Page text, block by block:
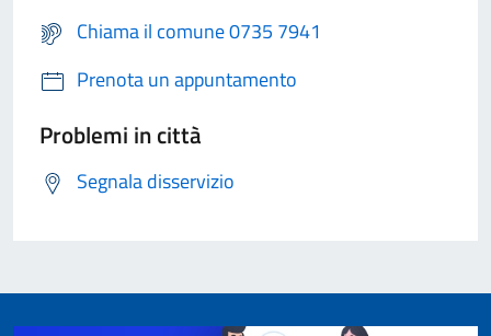
Chiama il comune 0735 7941
Prenota un appuntamento
Problemi in città
Segnala disservizio